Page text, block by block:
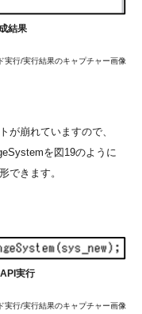
結果
行/実行結果のキャプチャー画像
が崩れていますので、
を図19のように
できます。
実行
行/実行結果のキャプチャー画像